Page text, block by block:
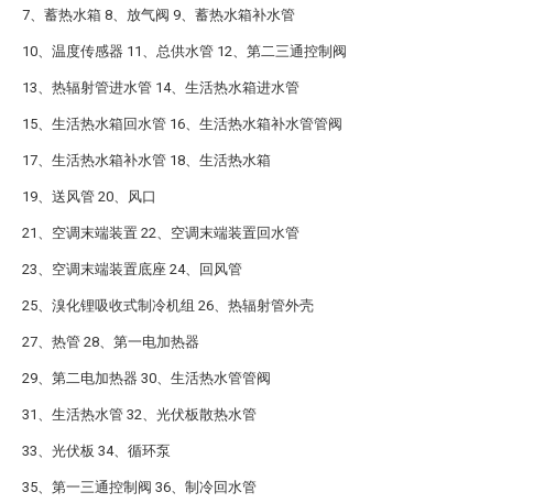
7、蓄热水箱 8、放气阀 9、蓄热水箱补水管
10、温度传感器 11、总供水管 12、第二三通控制阀
13、热辐射管进水管 14、生活热水箱进水管
15、生活热水箱回水管 16、生活热水箱补水管管阀
17、生活热水箱补水管 18、生活热水箱
19、送风管 20、风口
21、空调末端装置 22、空调末端装置回水管
23、空调末端装置底座 24、回风管
25、溴化锂吸收式制冷机组 26、热辐射管外壳
27、热管 28、第一电加热器
29、第二电加热器 30、生活热水管管阀
31、生活热水管 32、光伏板散热水管
33、光伏板 34、循环泵
35、第一三通控制阀 36、制冷回水管